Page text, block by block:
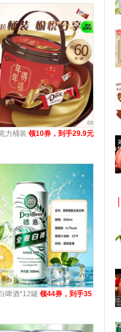
力桶装 领10券，到手29.9元
啤酒*12罐 领44券，到手35